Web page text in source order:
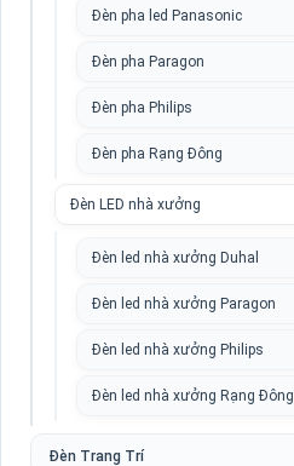
Đèn pha led Panasonic
Đèn pha Paragon
Đèn pha Philips
Đèn pha Rạng Đông
Đèn LED nhà xưởng
Đèn led nhà xưởng Duhal
Đèn led nhà xưởng Paragon
Đèn led nhà xưởng Philips
Đèn led nhà xưởng Rạng Đông
Đèn Trang Trí